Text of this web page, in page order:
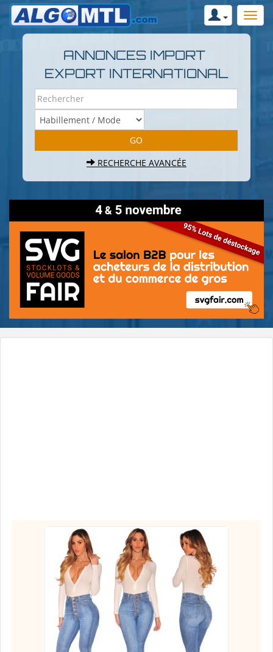
ANNONCES IMPORT
EXPORT INTERNATIONAL
RECHERCHE AVANCÉE